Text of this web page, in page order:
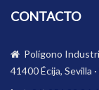
CONTACTO
Polígono
41400 Écija, Sevilla